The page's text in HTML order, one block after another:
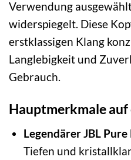
Verwendung
widerspiegelt. Diese
erstklassigen Klang
Langlebigkeit und
Gebrauch.
Hauptmerkmale auf
Legendärer JBL Pure
Tiefen und